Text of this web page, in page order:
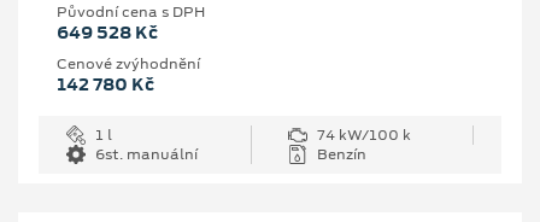
Původní cena s DPH
649 528 Kč
Cenové zvýhodnění
142 780 Kč
1 l
74 kW/100 k
6st. manuální
Benzín